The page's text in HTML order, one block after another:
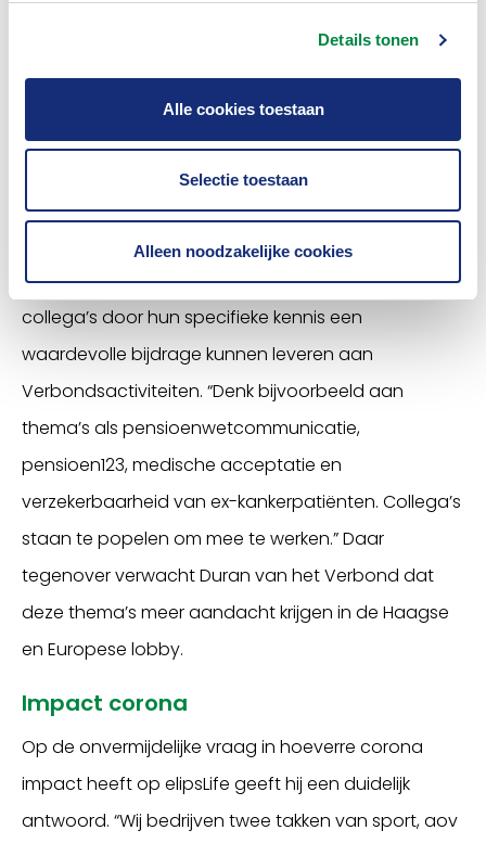
Details tonen
Alle cookies toestaan
Selectie toestaan
Alleen noodzakelijke cookies
lidmaatschap goed overwogen. Nu zijn ze vanuit de
startupfase doorgegroeid naar een stabiele
business met een duidelijke lange termijnvisie. Dat
waren belangrijke redenen om nu het lidmaatschap
aan te vragen. Duran is van mening dat hij en zijn
collega’s door hun specifieke kennis een
waardevolle bijdrage kunnen leveren aan
Verbondsactiviteiten. “Denk bijvoorbeeld aan
thema’s als pensioenwetcommunicatie,
pensioen123, medische acceptatie en
verzekerbaarheid van ex-kankerpatiënten. Collega’s
staan te popelen om mee te werken.” Daar
tegenover verwacht Duran van het Verbond dat
deze thema’s meer aandacht krijgen in de Haagse
en Europese lobby.
Impact corona
Op de onvermijdelijke vraag in hoeverre corona
impact heeft op elipsLife geeft hij een duidelijk
antwoord. “Wij bedrijven twee takken van sport, aov